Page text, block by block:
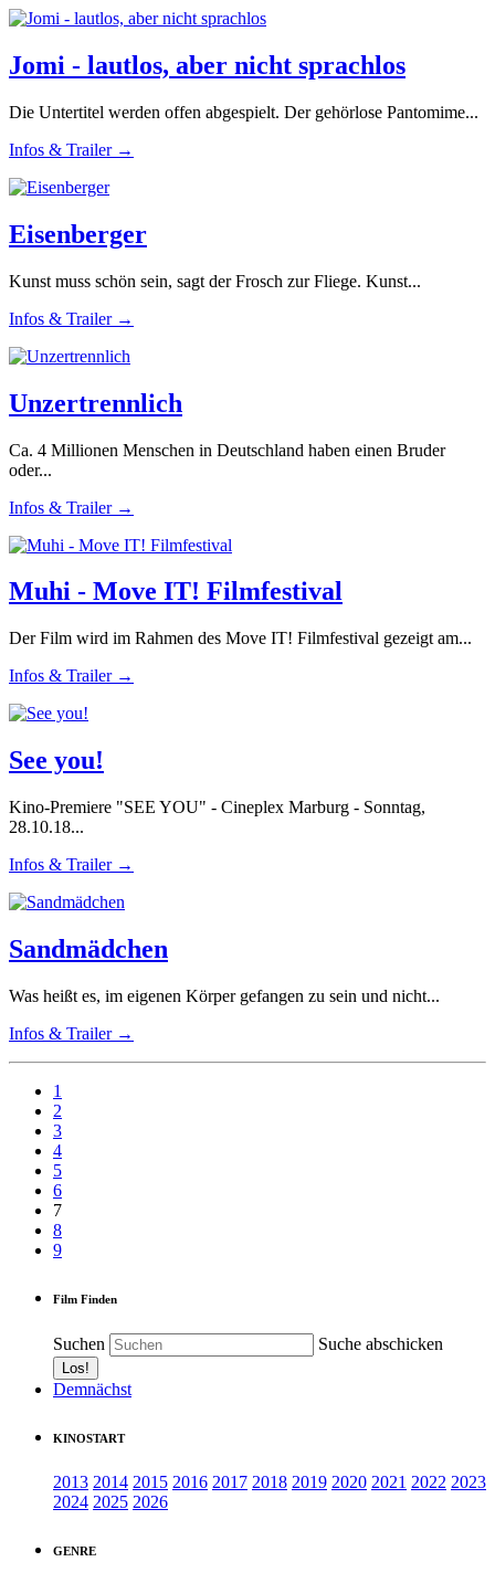
Jomi - lautlos, aber nicht sprachlos
Die Untertitel werden offen abgespielt. Der gehörlose Pantomime...
Infos & Trailer →
Eisenberger
Kunst muss schön sein, sagt der Frosch zur Fliege. Kunst...
Infos & Trailer →
Unzertrennlich
Ca. 4 Millionen Menschen in Deutschland haben einen Bruder
oder...
Infos & Trailer →
Muhi - Move IT! Filmfestival
Der Film wird im Rahmen des Move IT! Filmfestival gezeigt am...
Infos & Trailer →
See you!
Kino-Premiere "SEE YOU" - Cineplex Marburg - Sonntag,
28.10.18...
Infos & Trailer →
Sandmädchen
Was heißt es, im eigenen Körper gefangen zu sein und nicht...
Infos & Trailer →
1
2
3
4
5
6
7
8
9
Film Finden
Suchen Suche abschicken
Demnächst
KINOSTART
2013 2014 2015 2016 2017 2018 2019 2020 2021 2022 2023
2024 2025 2026
GENRE